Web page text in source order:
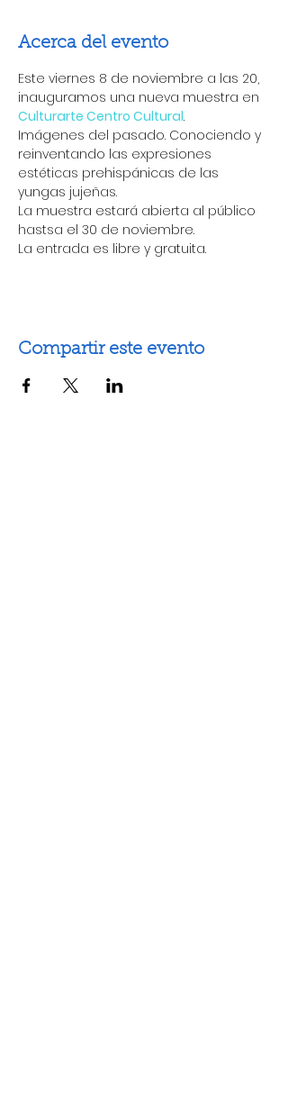
Acerca del evento
Este viernes 8 de noviembre a las 20,
inauguramos una nueva muestra en
Culturarte Centro Cultural.
Imágenes del pasado. Conociendo y
reinventando las expresiones
estéticas prehispánicas de las
yungas jujeñas.
La muestra estará abierta al público
hastsa el 30 de noviembre.
La entrada es libre y gratuita.
Compartir este evento